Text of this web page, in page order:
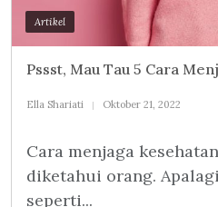
Artikel
Pssst, Mau Tau 5 Cara
Ella Shariati Oktober 21, 2022
Cara menjaga
diketahui orang.
seperti...